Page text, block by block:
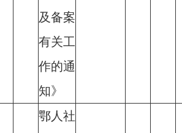
及备案
有关工
作的通
知》
鄂人社